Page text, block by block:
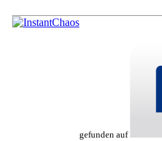
gefunden auf